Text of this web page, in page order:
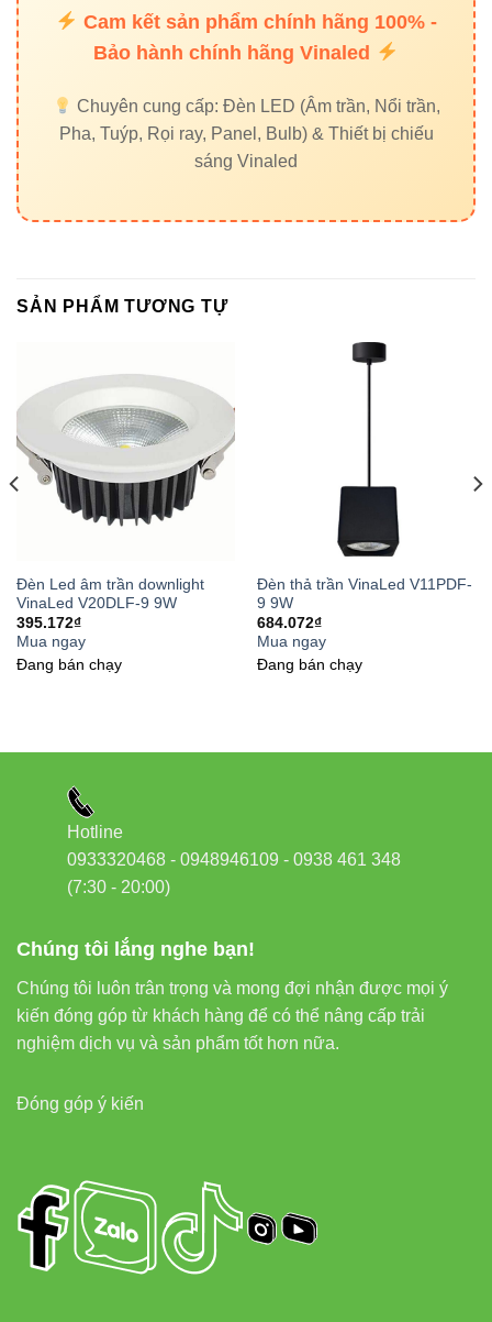
tin cần thiết
Xem thêm các sản phẩm liên quan tại hệ sinh thái
VinaLED:
Đèn led rọi ray Vinaled
Đèn led panel Vinaled
7. External Links – nguồn tham
khảo chất lượng
Thiết bị điện VIKI
Đèn led Skyled
Liên hệ tư vấn – báo giá tốt
nhất
Địa chỉ:37C Street No. 1, Long Trường Ward, Thủ Đức
Website:Đèn led Vinaled
Cam kết sản phẩm chính hãng 100% -
Bảo hành chính hãng Vinaled
Chuyên cung cấp: Đèn LED (Âm trần, Nổi trần,
Pha, Tuýp, Rọi ray, Panel, Bulb) & Thiết bị chiếu
sáng Vinaled
SẢN PHẨM TƯƠNG TỰ
Đèn Led âm trần downlight
VinaLed V20DLF-9 9W
395.172₫
Mua ngay
Đang bán chạy
Đèn thả trần VinaLed V11PDF-
9 9W
684.072₫
Mua ngay
Đang bán chạy
Chúng tôi lắng nghe bạn!
Chúng tôi luôn trân trọng và mong đợi nhận được mọi ý
kiến đóng góp từ khách hàng để có thể nâng cấp trải
nghiệm dịch vụ và sản phẩm tốt hơn nữa.
Đóng góp ý kiến
Hotline
0933320468 - 0948946109 - 0938 461 348
(7:30 - 20:00)